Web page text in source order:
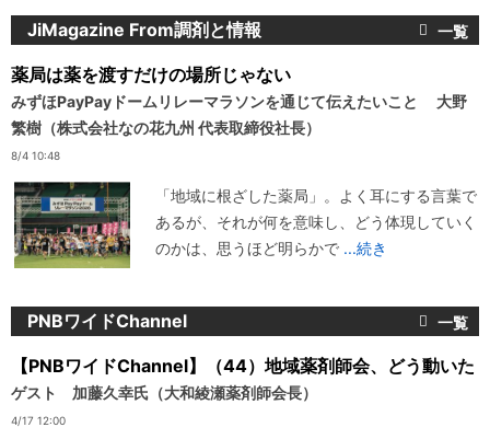
JiMagazine From調剤と情報
薬局は薬を渡すだけの場所じゃない
みずほPayPayドームリレーマラソンを通じて伝えたいこと 大野
繁樹（株式会社なの花九州 代表取締役社長）
8/4 10:48
「地域に根ざした薬局」。よく耳にする言葉で
あるが、それが何を意味し、どう体現していく
のかは、思うほど明らかで ...続き
PNBワイドChannel
【PNBワイドChannel】（44）地域薬剤師会、どう動いた
ゲスト 加藤久幸氏（大和綾瀬薬剤師会長）
4/17 12:00